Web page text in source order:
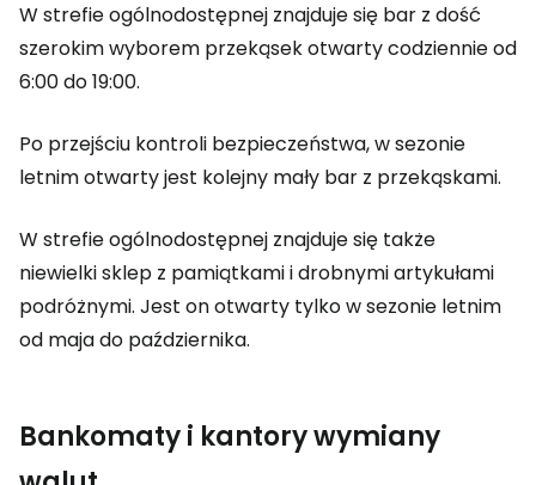
W strefie ogólnodostępnej znajduje się bar z dość
szerokim wyborem przekąsek otwarty codziennie od
6:00 do 19:00.
Po przejściu kontroli bezpieczeństwa, w sezonie
letnim otwarty jest kolejny mały bar z przekąskami.
W strefie ogólnodostępnej znajduje się także
niewielki sklep z pamiątkami i drobnymi artykułami
podróżnymi. Jest on otwarty tylko w sezonie letnim
od maja do października.
Bankomaty i kantory wymiany